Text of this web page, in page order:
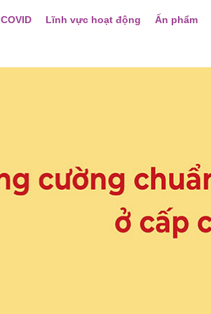
Lĩnh vực hoạt động Ấn phẩm